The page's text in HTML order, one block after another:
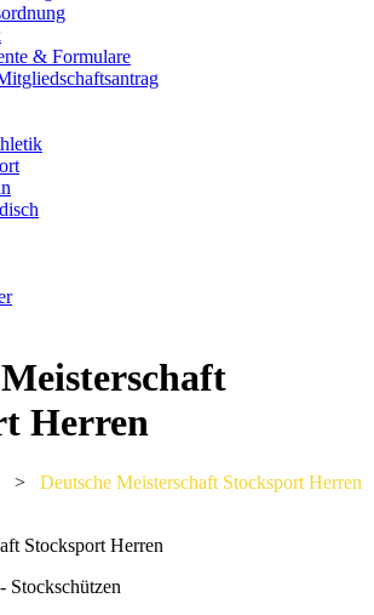
& Formulare
Herren
> Deutsche Meisterschaft Stocksport Herren
Stocksport Herren
Stockschützen